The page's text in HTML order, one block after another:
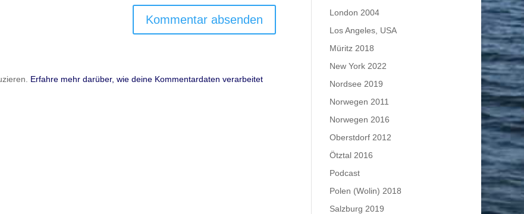
Erfahre mehr darüber, wie deine Kommentardaten verarbeitet
London 2004
Los Angeles, USA
Müritz 2018
New York 2022
Nordsee 2019
Norwegen 2011
Norwegen 2016
Oberstdorf 2012
Ötztal 2016
Podcast
Polen (Wolin) 2018
Salzburg 2019